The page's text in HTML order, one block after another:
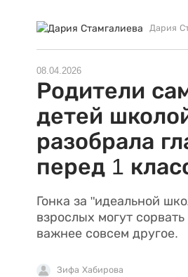
Дария
08.04.2026
Родители
детей
разобрала
перед 1
Гонка за "идеальной
взрослых могут
важнее совсем другое.
Зифа Хабирова